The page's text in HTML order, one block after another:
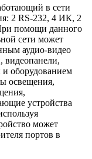
в сети
2 RS-232, 4 ИК, 2
помощи данного
сети может
аудио-видео
видеопанели,
оборудованием
освещения,
устройства
может
портов в